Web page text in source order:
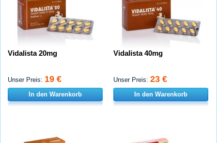
Vidalista 20mg
Unser Preis: 19 €
In den Warenkorb
Vidalista 40mg
Unser Preis: 23 €
In den Warenkorb